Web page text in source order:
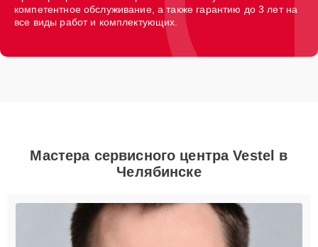
компетентное обслуживание, а также гарантию до 3 лет на
все виды работ и комплектующих.
Мастера сервисного центра Vestel в
Челябинске